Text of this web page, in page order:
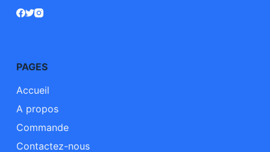
PAGES
Accueil
A propos
Commande
Contactez-nous